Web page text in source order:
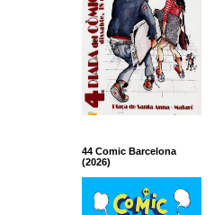
44 Comic Barcelona
(2026)